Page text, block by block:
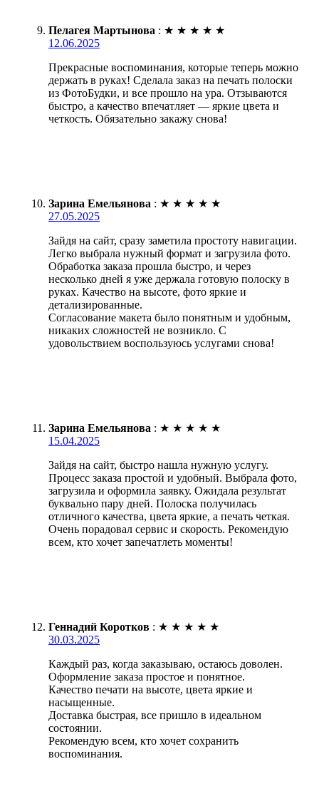
Пелагея Мартынова : ★ ★ ★ ★ ★
12.06.2025
Прекрасные воспоминания, которые теперь можно
держать в руках! Сделала заказ на печать полоски
из ФотоБудки, и все прошло на ура. Отзываются
быстро, а качество впечатляет — яркие цвета и
четкость. Обязательно закажу снова!
Зарина Емельянова : ★ ★ ★ ★ ★
27.05.2025
Зайдя на сайт, сразу заметила простоту навигации.
Легко выбрала нужный формат и загрузила фото.
Обработка заказа прошла быстро, и через
несколько дней я уже держала готовую полоску в
руках. Качество на высоте, фото яркие и
детализированные.
Согласование макета было понятным и удобным,
никаких сложностей не возникло. С
удовольствием воспользуюсь услугами снова!
Зарина Емельянова : ★ ★ ★ ★ ★
15.04.2025
Зайдя на сайт, быстро нашла нужную услугу.
Процесс заказа простой и удобный. Выбрала фото,
загрузила и оформила заявку. Ожидала результат
буквально пару дней. Полоска получилась
отличного качества, цвета яркие, а печать четкая.
Очень порадовал сервис и скорость. Рекомендую
всем, кто хочет запечатлеть моменты!
Геннадий Коротков : ★ ★ ★ ★ ★
30.03.2025
Каждый раз, когда заказываю, остаюсь доволен.
Оформление заказа простое и понятное.
Качество печати на высоте, цвета яркие и
насыщенные.
Доставка быстрая, все пришло в идеальном
состоянии.
Рекомендую всем, кто хочет сохранить
воспоминания.